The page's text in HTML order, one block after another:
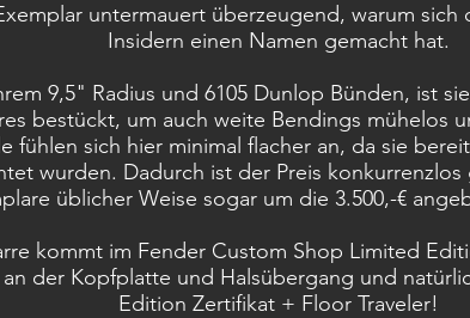
untermauert überzeugend, warum sich
Insidern einen Namen gemacht hat.
9,5" Radius und 6105 Dunlop Bünden, ist
bestückt, um auch weite Bendings mühelos
fühlen sich hier minimal flacher an, da sie
wurden. Dadurch ist der Preis
üblicher Weise sogar um die 3.500,-€
kommt im Fender Custom Shop Limited
an der Kopfplatte und Halsübergang und
Edition Zertifikat + Floor Traveler!